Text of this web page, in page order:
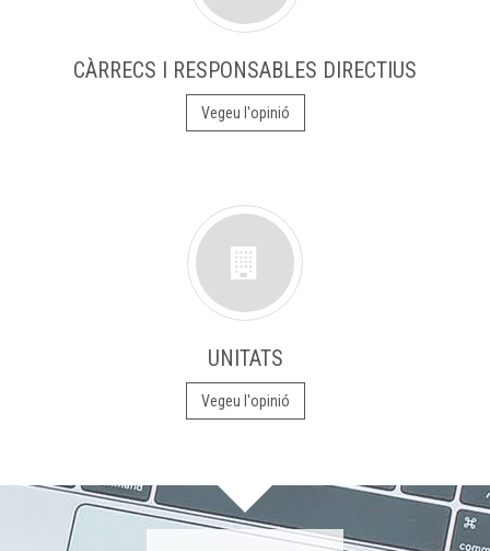
CÀRRECS I RESPONSABLES DIRECTIUS
Vegeu l'opinió
UNITATS
Vegeu l'opinió